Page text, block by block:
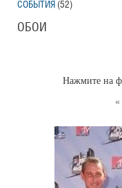
«
Нажмите на
СОБЫТИЯ (52)
ОБОИ